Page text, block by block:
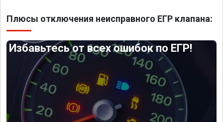
Плюсы отключения неисправного ЕГР клапана:
Избавьтесь от всех ошибок по ЕГР!